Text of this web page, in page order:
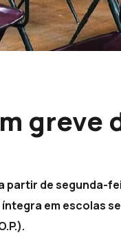
greve
partir de segunda-
em escolas